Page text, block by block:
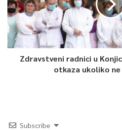
Zdravstveni radnici u
otkaza ukoliko
Subscribe